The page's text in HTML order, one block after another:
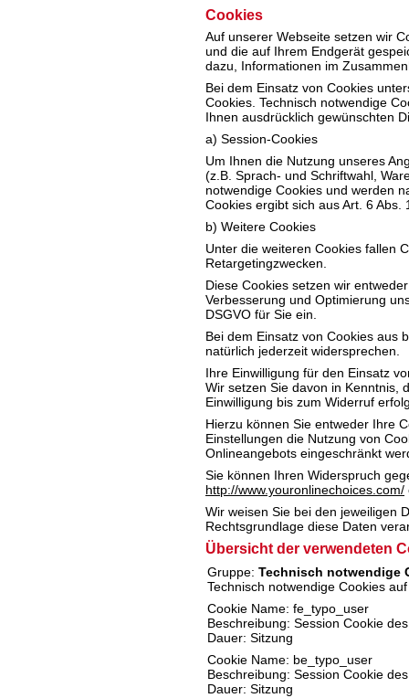
Cookies
Auf unserer Webseite setzen wir
und die auf Ihrem Endgerät
dazu, Informationen im
Bei dem Einsatz von Cookies
Cookies. Technisch notwendige
Ihnen ausdrücklich gewünschten
a) Session-Cookies
Um Ihnen die Nutzung unseres
(z.B. Sprach- und Schriftwahl,
notwendige Cookies und werden
Cookies ergibt sich aus Art. 6
b) Weitere Cookies
Unter die weiteren Cookies fallen
Retargetingzwecken.
Diese Cookies setzen wir
Verbesserung und Optimierung
DSGVO für Sie ein.
Bei dem Einsatz von Cookies aus
natürlich jederzeit widersprechen.
Ihre Einwilligung für den Einsatz
Wir setzen Sie davon in Kenntnis,
Einwilligung bis zum Widerruf
Hierzu können Sie entweder Ihre
Einstellungen die Nutzung von
Onlineangebots eingeschränkt
Sie können Ihren Widerspruch
http://www.youronlinechoices.com/
Wir weisen Sie bei den jeweiligen
Rechtsgrundlage diese Daten
Übersicht der verwendeten
Gruppe: Technisch notwendige
Technisch notwendige Cookies
Cookie Name: fe_typo_user
Beschreibung: Session Cookie
Dauer: Sitzung
Cookie Name: be_typo_user
Beschreibung: Session Cookie
Dauer: Sitzung